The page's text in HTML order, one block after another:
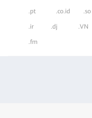
.pt .co.id .so
.ir .dj .VN
.fm